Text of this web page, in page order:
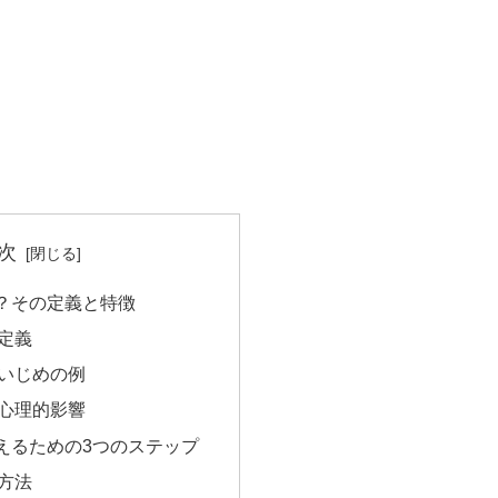
その定義と特徴
義
じめの例
理的影響
るための3つのステップ
法